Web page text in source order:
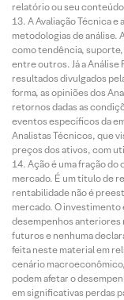
relatório ou seu
A Avaliação Técnica
metodologias de análise.
como tendência,
entre outros. Já a
resultados divulgados
forma, as opiniões dos
retornos dadas as
eventos específicos da
Analistas Técnicos, que
preços dos ativos, com
Ação é uma fração do
mercado. É um título de
rentabilidade não é
mercado. O investimento
desempenhos anteriores
futuros e nenhuma
feita neste material em
cenário
podem afetar o
em significativas perdas